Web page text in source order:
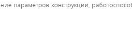
параметров конструкции,